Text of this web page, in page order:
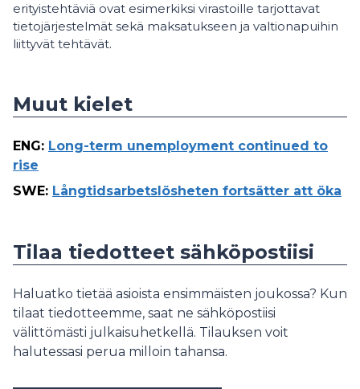
erityistehtäviä ovat esimerkiksi virastoille tarjottavat
tietojärjestelmät sekä maksatukseen ja valtionapuihin
liittyvät tehtävät.
Muut kielet
ENG: Long-term unemployment continued to
rise
SWE: Långtidsarbetslösheten fortsätter att öka
Tilaa tiedotteet sähköpostiisi
Haluatko tietää asioista ensimmäisten joukossa? Kun
tilaat tiedotteemme, saat ne sähköpostiisi
välittömästi julkaisuhetkellä. Tilauksen voit
halutessasi perua milloin tahansa.